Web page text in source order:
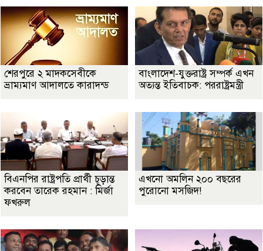
শেরপুরে ২ মাদকসেবীকে
ভ্রাম্যমাণ আদালতে কারাদন্ড
বাংলাদেশ-যুক্তরাষ্ট্র সম্পর্ক এখন
অত্যন্ত ইতিবাচক: পররাষ্ট্রমন্ত্রী
বিএনপির রাষ্ট্রপতি প্রার্থী চূড়ান্ত
করবেন তারেক রহমান : মির্জা
ফখরুল
এখনো অমলিন ২০০ বছরের
পুরোনো মসজিদ!